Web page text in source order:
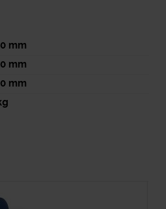
mm
mm
mm